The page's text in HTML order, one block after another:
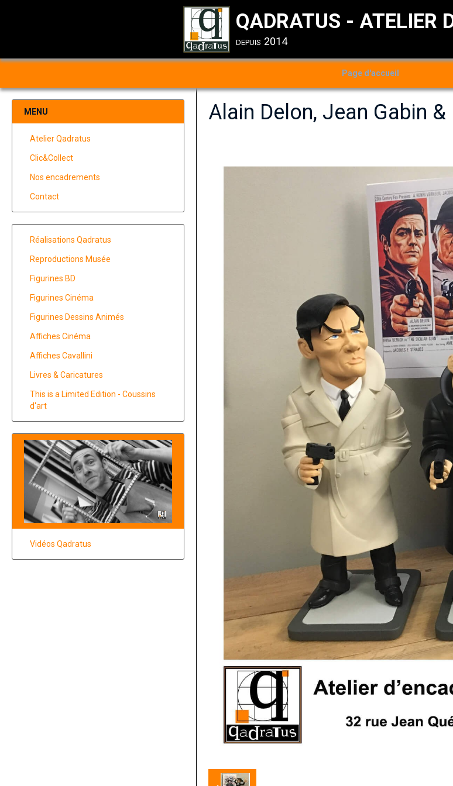
QADRATUS - ATELIER
depuis 2014
Page d'accueil
Alain Delon, Jean Gabin
MENU
Atelier Qadratus
Clic&Collect
Nos encadrements
Contact
Réalisations Qadratus
Reproductions Musée
Figurines BD
Figurines Cinéma
Figurines Dessins Animés
Affiches Cinéma
Affiches Cavallini
Livres & Caricatures
This is a Limited Edition - Coussins
d'art
Vidéos Qadratus